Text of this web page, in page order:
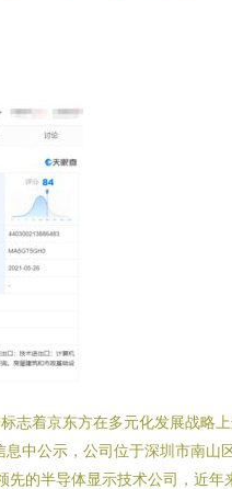
志着京东方在多元化发展战略
中公示，公司位于深圳市南山
的半导体显示技术公司，近年